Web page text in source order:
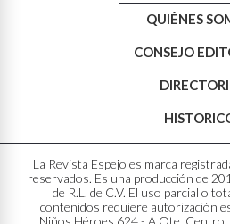
QUIÉNES
CONSEJO
La Revista Espejo es marca
reservados. Es una producción de
de R.L. de C.V. El uso parcial o
contenidos requiere autorización
Niños Héroes 624 - A Ote. Centro.